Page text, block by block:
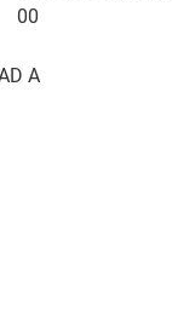
00